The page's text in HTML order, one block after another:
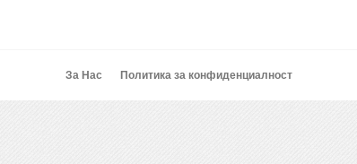
За Нас Политика за конфиденциалност